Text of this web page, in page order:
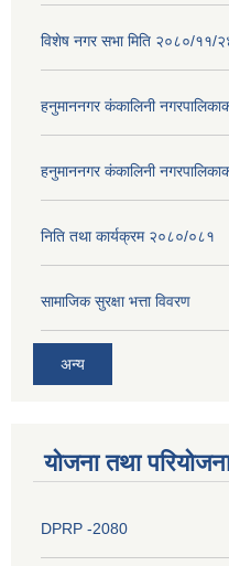
विशेष नगर सभा मिति २०८०/११/
हनुमाननगर कंकालिनी
हनुमाननगर कंकालिनी
निति तथा कार्यक्रम २०८०/०८१
सामाजिक सुरक्षा भत्ता विवरण
अन्य
योजना तथा
DPRP -2080